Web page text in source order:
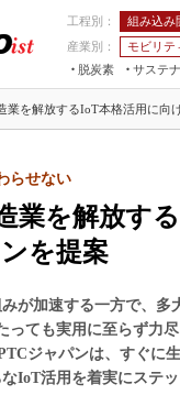
工程別： 組み込み
産業別：
モビリテ
脱炭素
サステ
つながる工場AI×設備保全
業を解放するIoT本格活用に向け
業を解放す
を提案
らせない
が加速する一方で、
っても実用に至らず力
ジャパンは、すぐに
IoT活用を着実にステ